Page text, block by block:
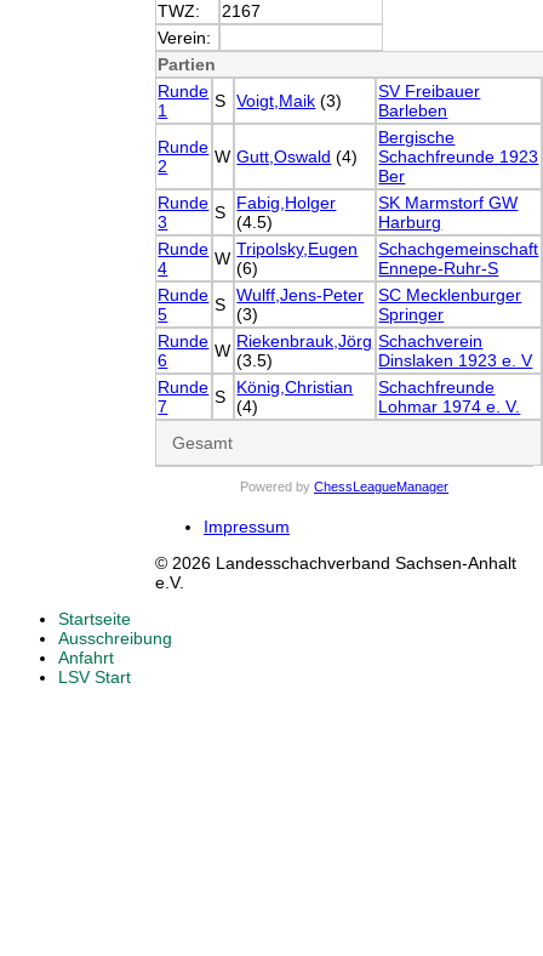
TWZ:
2167
Verein:
Partien
Runde
1
S Voigt,Maik (3)
SV Freibauer
Barleben
Runde
2
W Gutt,Oswald (4)
Bergische
Schachfreunde 1923
Ber
Runde
3
S
Fabig,Holger
(4.5)
SK Marmstorf GW
Harburg
Runde
4
W Tripolsky,Eugen
(6)
Schachgemeinschaft
Ennepe-Ruhr-S
Runde
5
S Wulff,Jens-Peter
(3)
SC Mecklenburger
Springer
Runde
6
W Riekenbrauk,Jörg
(3.5)
Schachverein
Dinslaken 1923 e. V
Runde
7
S
König,Christian
(4)
Schachfreunde
Lohmar 1974 e. V.
Gesamt
Powered by ChessLeagueManager
Impressum
© 2026 Landesschachverband Sachsen-Anhalt
e.V.
Startseite
Ausschreibung
Anfahrt
LSV Start